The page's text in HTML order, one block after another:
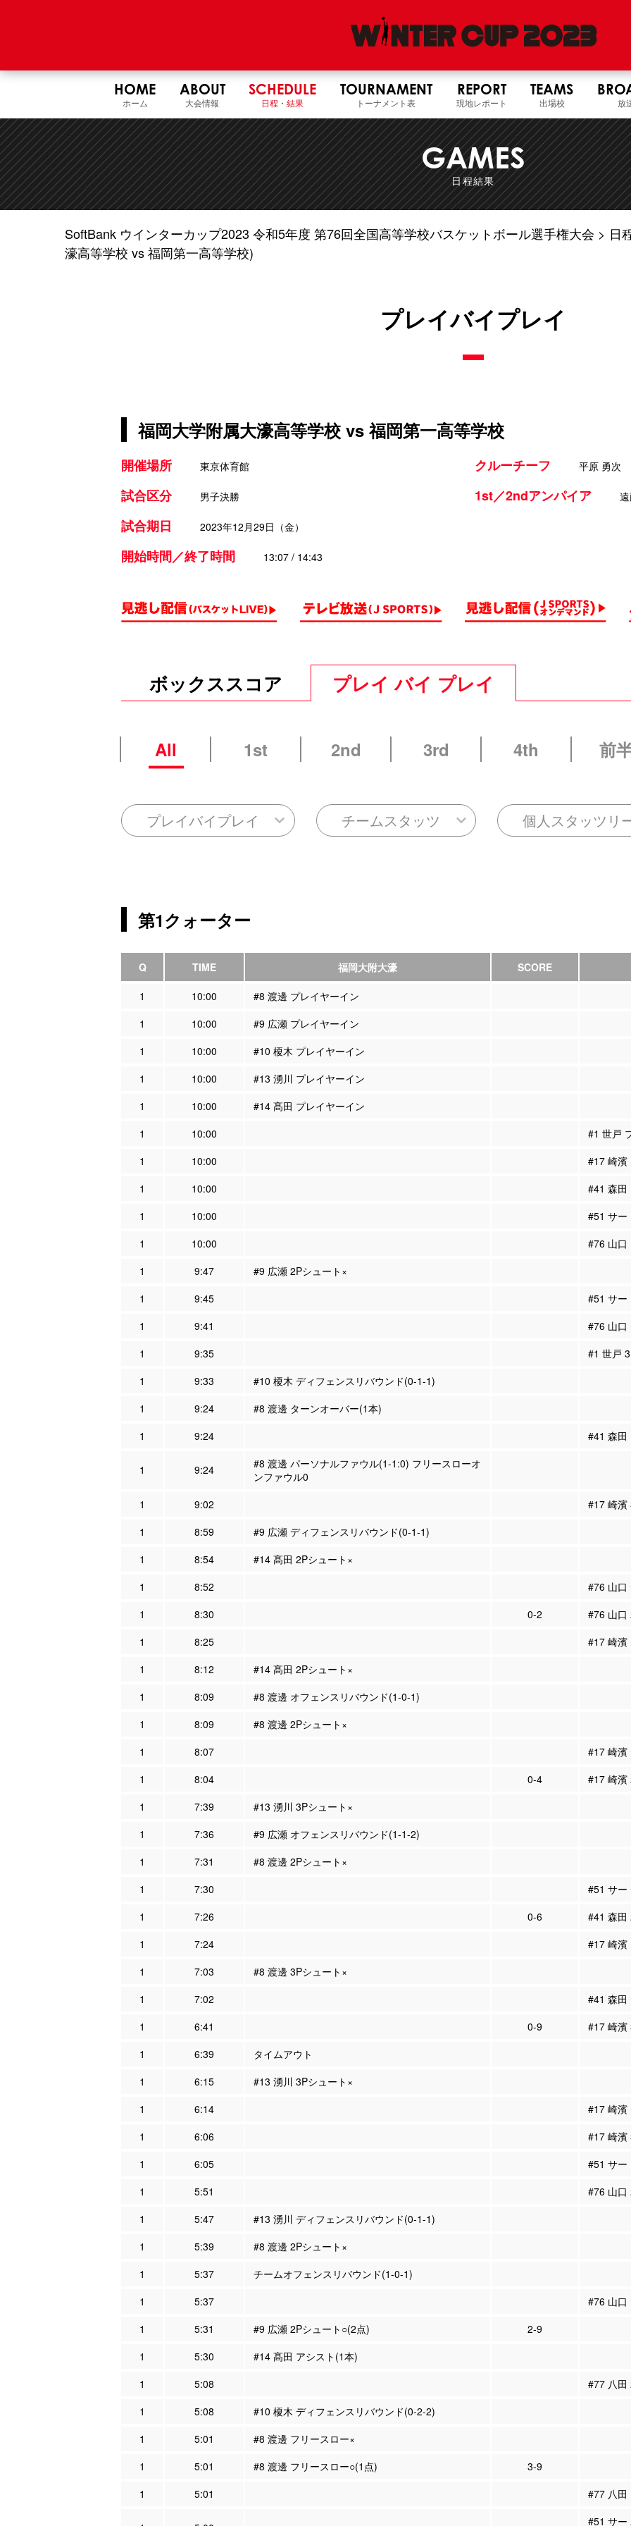
HOME
ホーム
ABOUT
大会情報
SCHEDULE
日程・結果
TOURNAMENT
トーナメント表
REPORT
現地レポート
TEAMS
出場校 放
GAMES
日程結果
SoftBank ウインターカップ2023 令和5年度 第76回全国高等学校バスケットボール選手権大会 日
濠高等学校 vs 福岡第一高等学校)
プレイバイプレイ
福岡大学附属大濠高等学校 vs 福岡第一高等学校
開催場所 東京体育館
試合区分 男子決勝
試合期日 2023年12月29日（金）
開始時間／終了時間 13:07 / 14:43
クルーチーフ 平原 勇次
1st／2ndアンパイア
ボックススコア プレイ バイ プレイ
All 1st 2nd 3rd 4th 前
プレイバイプレイ チームスタッツ 個人スタッツリ
第1クォーター
Q TIME 福岡大附大濠 SCORE
1 10:00
#8 渡邊 プレイヤーイン
1
10:00
#9 広瀬 プレイヤーイン
1
10:00
#10 榎木 プレイヤーイン
1
10:00
#13 湧川 プレイヤーイン
1
10:00
#14 髙田 プレイヤーイン
1
10:00
#1 世戸
1
10:00
#17 崎濱
1
10:00
#41 森田
1
10:00
#51 サー
1
10:00
#76 山口
1
9:47
#9 広瀬 2Pシュート×
1
9:45
#51 サー
1
9:41
#76 山口
1
9:35
#1 世戸
1
9:33
#10 榎木 ディフェンスリバウンド(0-1-1)
1
9:24
#8 渡邊 ターンオーバー(1本)
1
9:24 #41 森田
1 9:24
#8 渡邊 パーソナルファウル(1-1:0) フリースローオ
ンファウル0
1
9:02
#17 崎濱
1
8:59
#9 広瀬 ディフェンスリバウンド(0-1-1)
1
8:54
#14 髙田 2Pシュート×
1
8:52
#76 山口
1
8:30 0-2
#76 山口
1
8:25
#17 崎濱
1
8:12
#14 髙田 2Pシュート×
1
8:09
#8 渡邊 オフェンスリバウンド(1-0-1)
1
8:09
#8 渡邊 2Pシュート×
1
8:07
#17 崎濱
1
8:04 0-4
#17 崎濱
1
7:39
#13 湧川 3Pシュート×
1
7:36
#9 広瀬 オフェンスリバウンド(1-1-2)
1
7:31
#8 渡邊 2Pシュート×
1
7:30
#51 サー
1
7:26 0-6
#41 森田
1
7:24
#17 崎濱
1
7:03
#8 渡邊 3Pシュート×
1
7:02
#41 森田
1
6:41 0-9
#17 崎濱
1
6:39
タイムアウト
1
6:15
#13 湧川 3Pシュート×
1
6:14
#17 崎濱
1
6:06
#17 崎濱
1
6:05
#51 サー
1
5:51
#76 山口
1
5:47
#13 湧川 ディフェンスリバウンド(0-1-1)
1
5:39
#8 渡邊 2Pシュート×
1
5:37
チームオフェンスリバウンド(1-0-1)
1
5:37
#76 山
1
5:31 #9 広瀬 2Pシュート○(2点)
2-9
1
5:30
#14 髙田 アシスト(1本)
1
5:08
#77 八田
1
5:08
#10 榎木 ディフェンスリバウンド(0-2-2)
1
5:01
#8 渡邊 フリースロー×
1
5:01 #8 渡邊 フリースロー○(1点)
3-9
1
5:01 #77 八
#51 サー